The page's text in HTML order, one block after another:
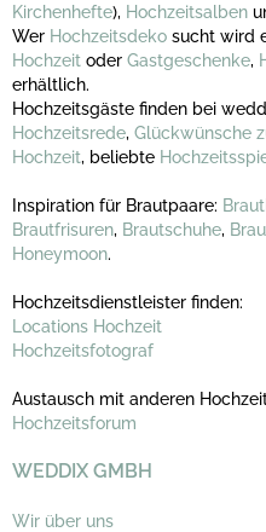
Kirchenhefte), Hochzeitsalben
Wer Hochzeitsdeko sucht wird
Hochzeit oder Gastgeschenke,
erhältlich.
Hochzeitsgäste finden bei
Hochzeitsrede, Glückwünsche
Hochzeit, beliebte
Inspiration für Brautpaare:
Brautfrisuren, Brautschuhe,
Honeymoon.
Hochzeitsdienstleister finden:
Locations Hochzeit
Hochzeitsfotograf
Austausch mit anderen
Hochzeitsforum
WEDDIX GMBH
Wir über uns